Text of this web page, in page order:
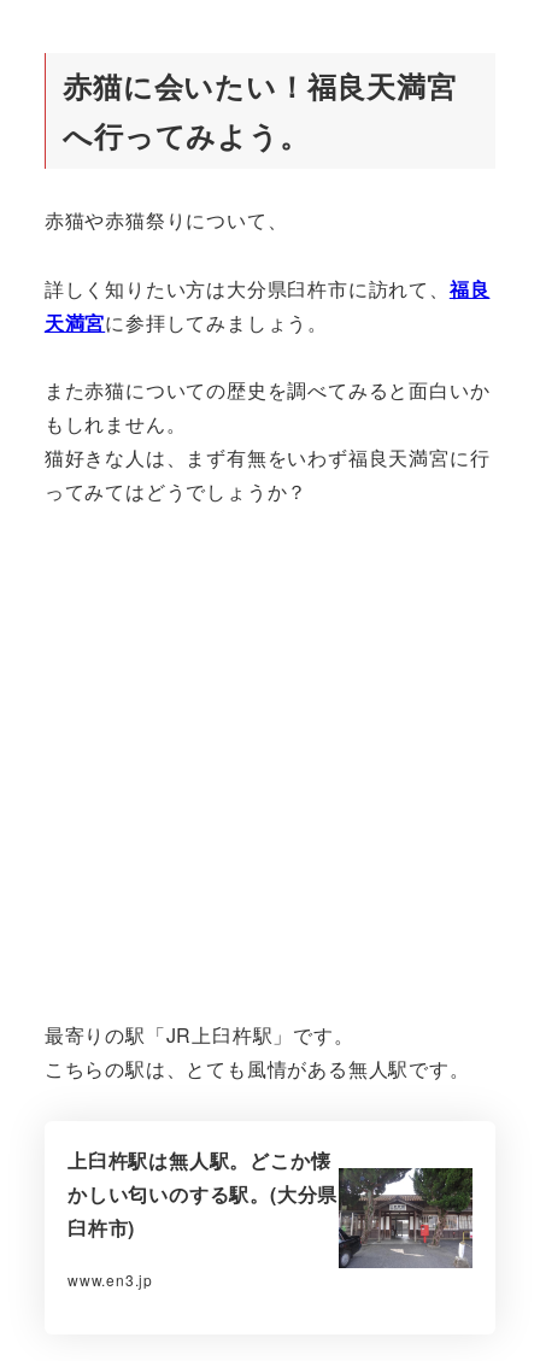
赤猫に会いたい！福良天満宮
へ行ってみよう。
赤猫や赤猫祭りについて、
詳しく知りたい方は大分県臼杵市に訪れて、福良
天満宮に参拝してみましょう。
また赤猫についての歴史を調べてみると面白いか
もしれません。
猫好きな人は、まず有無をいわず福良天満宮に行
ってみてはどうでしょうか？
最寄りの駅「JR上臼杵駅」です。
こちらの駅は、とても風情がある無人駅です。
上臼杵駅は無人駅。どこか懐
かしい匂いのする駅。(大分県
臼杵市)
www.en3.jp